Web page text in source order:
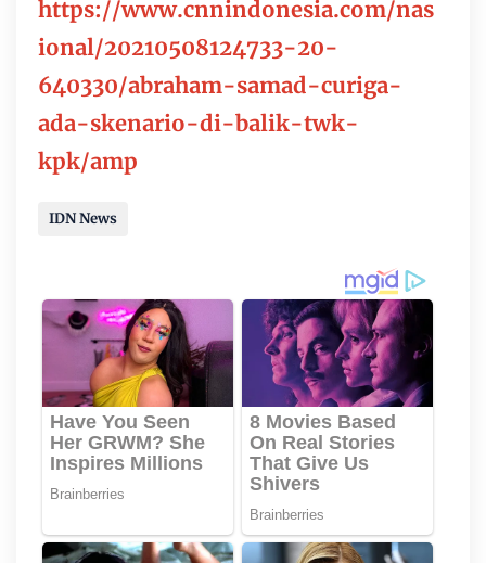
https://www.cnnindonesia.com/nas
ional/20210508124733-20-
640330/abraham-samad-curiga-
ada-skenario-di-balik-twk-
kpk/amp
IDN News